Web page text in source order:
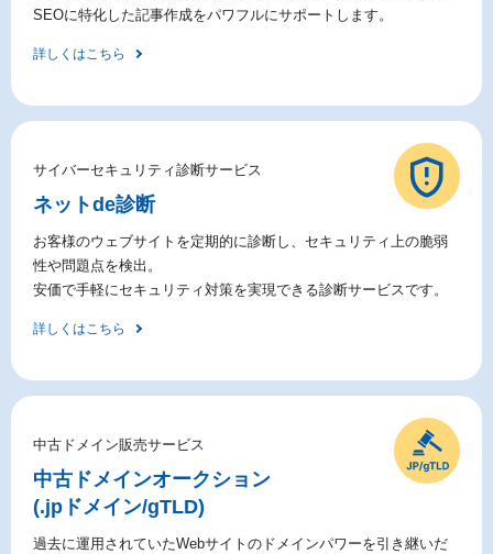
SEOに特化した記事作成をパワフルにサポートします。
詳しくはこちら
サイバーセキュリティ診断サービス
ネットde診断
お客様のウェブサイトを定期的に診断し、セキュリティ上の脆弱
性や問題点を検出。
安価で手軽にセキュリティ対策を実現できる診断サービスです。
詳しくはこちら
中古ドメイン販売サービス
中古ドメインオークション
(.jpドメイン/gTLD)
過去に運用されていたWebサイトのドメインパワーを引き継いだ